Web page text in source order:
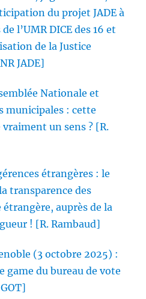
du projet JADE à
l’UMR DICE des 16 et
de la Justice
JADE]
Nationale et
municipales : cette
un sens ? [R.
étrangères : le
transparence des
auprès de la
! [R. Rambaud]
(3 octobre 2025) :
game du bureau de vote